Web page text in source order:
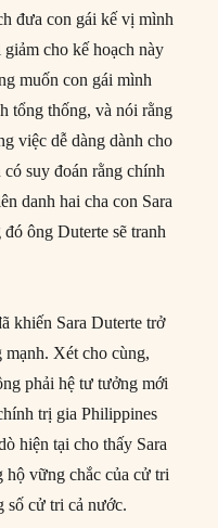
đưa con gái kế vị mình
cho kế hoạch này
muốn con gái mình
tổng thống, và nói rằng
việc dễ dàng dành cho
suy đoán rằng chính
danh hai cha con Sara
ông Duterte sẽ tranh
khiến Sara Duterte trở
Xét cho cùng,
phải hệ tư tưởng mới
trị gia Philippines
hiện tại cho thấy Sara
hộ vững chắc của cử tri
số cử tri cả nước.